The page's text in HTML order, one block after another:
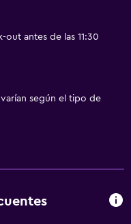
antes de las 11:30
según el tipo de